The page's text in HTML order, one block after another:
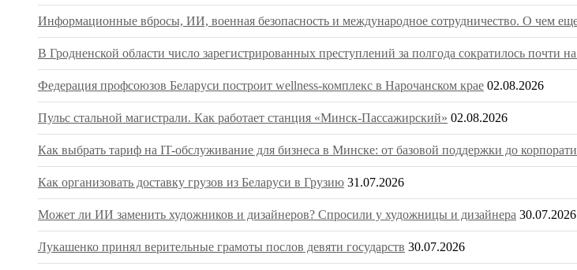
Информационные вбросы, ИИ, военная безопасность и международное сотрудничество. О чем
В Гродненской области число зарегистрированных преступлений за полгода сократилось почти
Федерация профсоюзов Беларуси построит wellness-комплекс в Нарочанском крае 02.08.2026
Пульс стальной магистрали. Как работает станция «Минск-Пассажирский» 02.08.2026
Как выбрать тариф на IT-обслуживание для бизнеса в Минске: от базовой поддержки до
Как организовать доставку грузов из Беларуси в Грузию 31.07.2026
Может ли ИИ заменить художников и дизайнеров? Спросили у художницы и дизайнера 30.07.2026
Лукашенко принял верительные грамоты послов девяти государств 30.07.2026